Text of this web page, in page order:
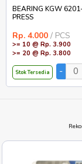
BEARING KGW
PRESS
Rp. 4.000 / PCS
>= 10 @ Rp. 3.900
>= 20 @ Rp. 3.800
Stok Tersedia